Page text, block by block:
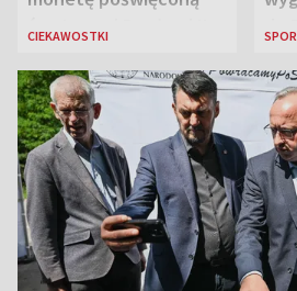
św. Janowi Pawłowi II
CIEKAWOSTKI
de